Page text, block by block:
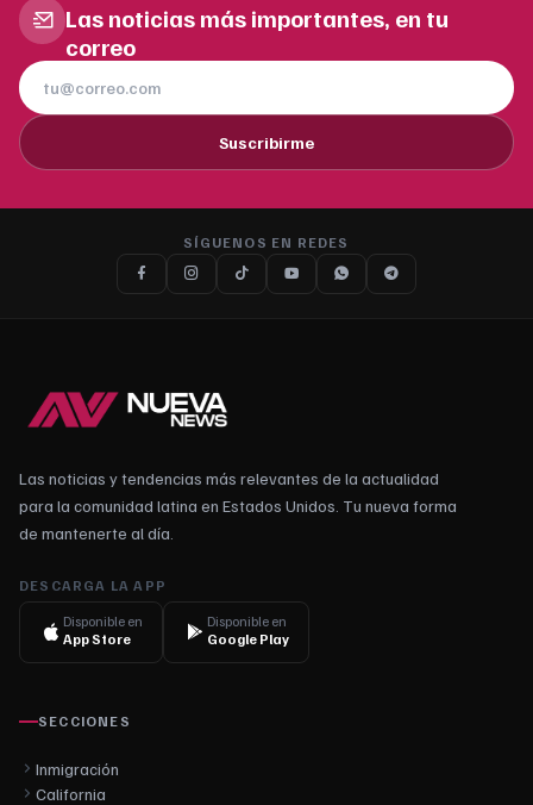
Las noticias más importantes, en tu
correo
Suscribirme
SÍGUENOS EN REDES
Las noticias y tendencias más relevantes de la actualidad
para la comunidad latina en Estados Unidos. Tu nueva forma
de mantenerte al día.
DESCARGA LA APP
Disponible en
App Store
Disponible en
Google Play
SECCIONES
Inmigración
California